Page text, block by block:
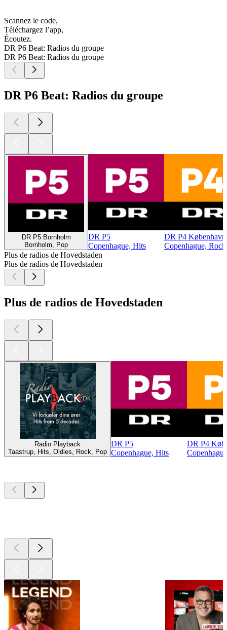
Scannez le code,
Téléchargez l’app,
Écoutez.
DR P6 Beat: Radios du groupe
DR P6 Beat: Radios du groupe
DR P6 Beat: Radios du groupe
DR P5 Bornholm
Bornholm, Pop
DR P5
Copenhague, Hits
DR P4 København
Copenhague,
Plus de radios de Hovedstaden
Plus de radios de Hovedstaden
Plus de radios de Hovedstaden
Radio Playback
Taastrup, Hits, Oldies, Rock, Pop
DR P5
Copenhague, Hits
DR P4